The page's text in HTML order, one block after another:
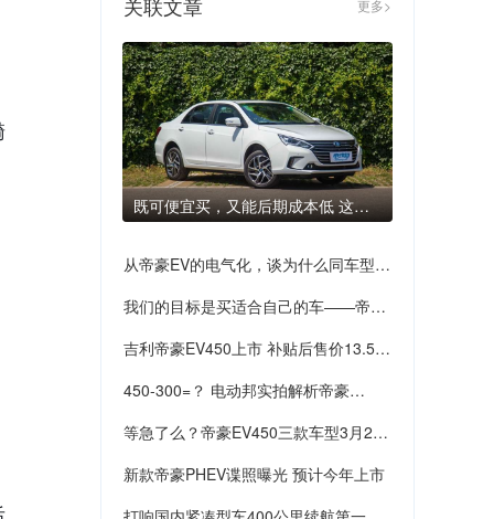
更多>
既可便宜买，又能后期成本低 这几
款车适合跑网约车
从帝豪EV的电气化，谈为什么同车型电
动版不如燃油版好开？
我们的目标是买适合自己的车——帝豪
EV450购车手册
吉利帝豪EV450上市 补贴后售价13.58
万元起
450-300=？ 电动邦实拍解析帝豪
EV450
等急了么？帝豪EV450三款车型3月29
日将正式上市
新款帝豪PHEV谍照曝光 预计今年上市